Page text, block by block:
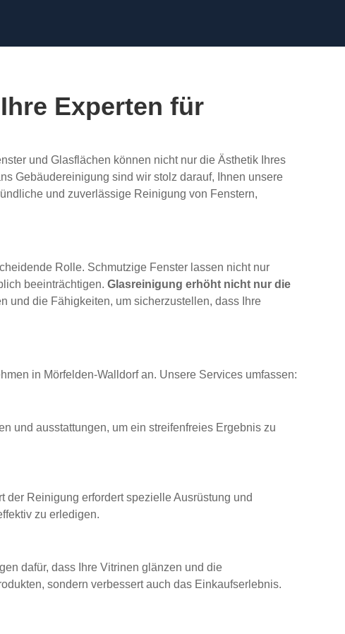
Experten für
und Glasflächen können nicht nur die Ästhetik Ihres
Gebäudereinigung sind wir stolz darauf, Ihnen unsere
und zuverlässige Reinigung von Fenstern,
Rolle. Schmutzige Fenster lassen nicht nur
beeinträchtigen.Glasreinigung erhöht nicht nur die
und die Fähigkeiten, um sicherzustellen, dass Ihre
in Mörfelden-Walldorf an. Unsere Services umfassen:
und ausstattungen, um ein streifenfreies Ergebnis zu
Reinigung erfordert spezielle Ausrüstung und
zu erledigen.
dafür, dass Ihre Vitrinen glänzen und die
sondern verbessert auch das Einkaufserlebnis.